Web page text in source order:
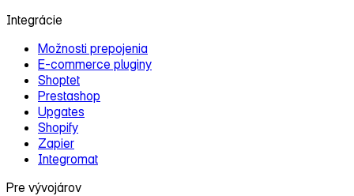
Integrácie
Možnosti prepojenia
E‑commerce pluginy
Shoptet
Prestashop
Upgates
Shopify
Zapier
Integromat
Pre vývojárov